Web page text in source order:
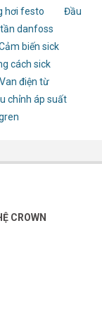
hơi festo
Đầu
tần danfoss
biến sick
cách sick
Van điện từ
chỉnh áp suất
CROWN